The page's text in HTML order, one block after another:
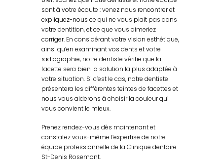
sont à votre écoute : venez nous rencontrer et
expliquez-nous ce qui ne vous plait pas dans
votre dentition, et ce que vous aimeriez
corriger. En considérant votre vision esthétique,
ainsi qu’en examinant vos dents et votre
radiographie, notre dentiste vérifie que la
facette sera bien la solution la plus adaptée à
votre situation. Si c’est le cas, notre dentiste
présentera les différentes teintes de facettes et
nous vous aiderons à choisir la couleur qui
vous convient le mieux.
Prenez rendez-vous dès maintenant et
constatez vous-même l’expertise de notre
équipe professionnelle de la Clinique dentaire
St-Denis Rosemont.